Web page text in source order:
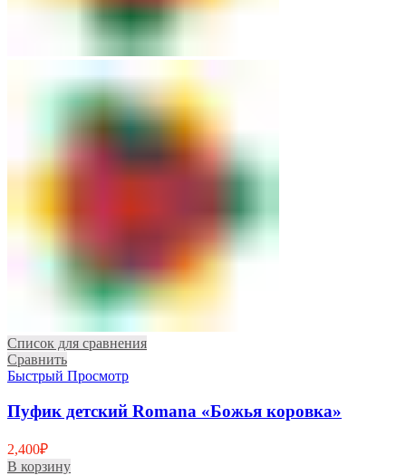
Список для сравнения
Сравнить
Быстрый Просмотр
Пуфик детский Romana «Божья коровка»
2,400₽
В корзину